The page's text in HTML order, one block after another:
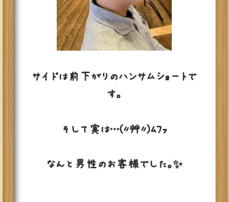
サイドは前下がりのハンサムショートで
す。
そして実は…(〃艸〃)ﾑﾌｯ
なんと男性のお客様でした。✨